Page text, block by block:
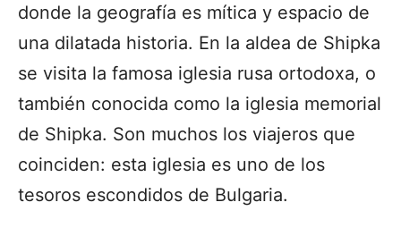
donde la geografía es mítica y espacio de
una dilatada historia. En la aldea de Shipka
se visita la famosa iglesia rusa ortodoxa, o
también conocida como la iglesia memorial
de Shipka. Son muchos los viajeros que
coinciden: esta iglesia es uno de los
tesoros escondidos de Bulgaria.